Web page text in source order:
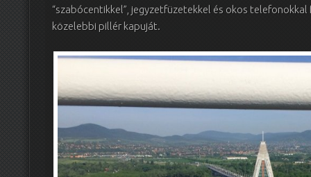
“szabócentikkel”, jegyzetfüzetekkel és okos
közelebbi pillér kapuját.